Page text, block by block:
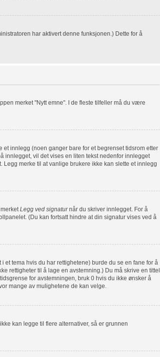
har aktivert denne funksjonen.) Dette for å
merket "Nytt emne". I de fleste tilfeller må du være
innlegg (noen ganger bare for et begrenset tidsrom etter
innlegget, vil det vises en liten tekst nedenfor innlegget
merke til at vanlige brukere ikke kan slette et innlegg
Legg ved signaturnår du skriver innlegget. For å
(Du kan fortsatt hindre at din signatur vises ved å
et tema hvis du har rettighetene) burde du se en fane for å
rettigheter til å lage en avstemning.) Du må skrive en tittel
for avstemningen, bruk 0 hvis du ikke ønsker å
mange av mulighetene de kan velge.
kan legge til flere alternativer, så er grunnen